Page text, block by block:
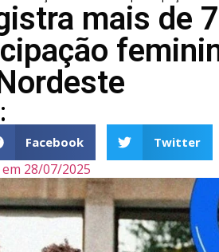
mais de
Facebook Twitter
28/07/2025